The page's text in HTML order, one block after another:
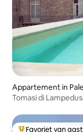
Appartement in
Tomasi di
Favoriet van